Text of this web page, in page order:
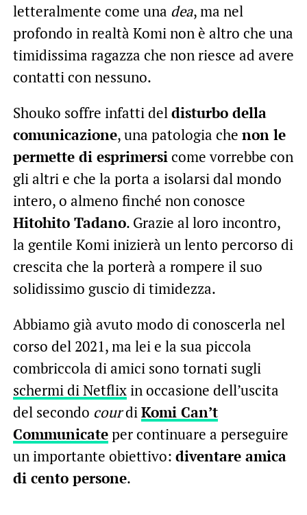
letteralmente come una dea, ma nel
profondo in realtà Komi non è altro che una
timidissima ragazza che non riesce ad avere
contatti con nessuno.
Shouko soffre infatti deldisturbo della
comunicazione, una patologia che non le
permette di esprimersicome vorrebbe con
gli altri e che la porta a isolarsi dal mondo
intero, o almeno finché non conosce
Hitohito Tadano. Grazie al loro incontro,
la gentile Komi inizierà un lento percorso di
crescita che la porterà a rompere il suo
solidissimo guscio di timidezza.
Abbiamo già avuto modo di conoscerla nel
corso del 2021, ma lei e la sua piccola
combriccola di amici sono tornati sugli
schermi di Netflixin occasione dell’uscita
del secondo courdiKomi Can’t
Communicateper continuare a perseguire
un importante obiettivo: diventare amica
di cento persone.